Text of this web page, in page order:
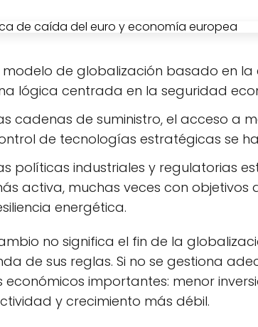
modelo de globalización basado en
lógica centrada en la seguridad
cadenas de suministro, el acceso a
de tecnologías estratégicas se
políticas industriales y regulatorias
activa, muchas veces con
energética.
no significa el fin de la
de sus reglas. Si no se gestiona
económicos importantes: menor
y crecimiento más débil.